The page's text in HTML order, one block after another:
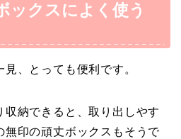
ックスによく使う
、とっても便利です。
収納できると、取り出しやす
無印の頑丈ボックスもそうで